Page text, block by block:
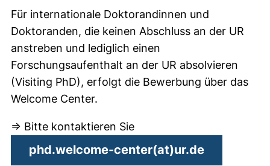
Für internationale Doktorandinnen und
Doktoranden, die keinen Abschluss an der UR
anstreben und lediglich einen
Forschungsaufenthalt an der UR absolvieren
(Visiting PhD), erfolgt die Bewerbung über das
Welcome Center.
⇒ Bitte kontaktieren Sie
phd.welcome-center​(at)​ur.de(öffnet Ihr